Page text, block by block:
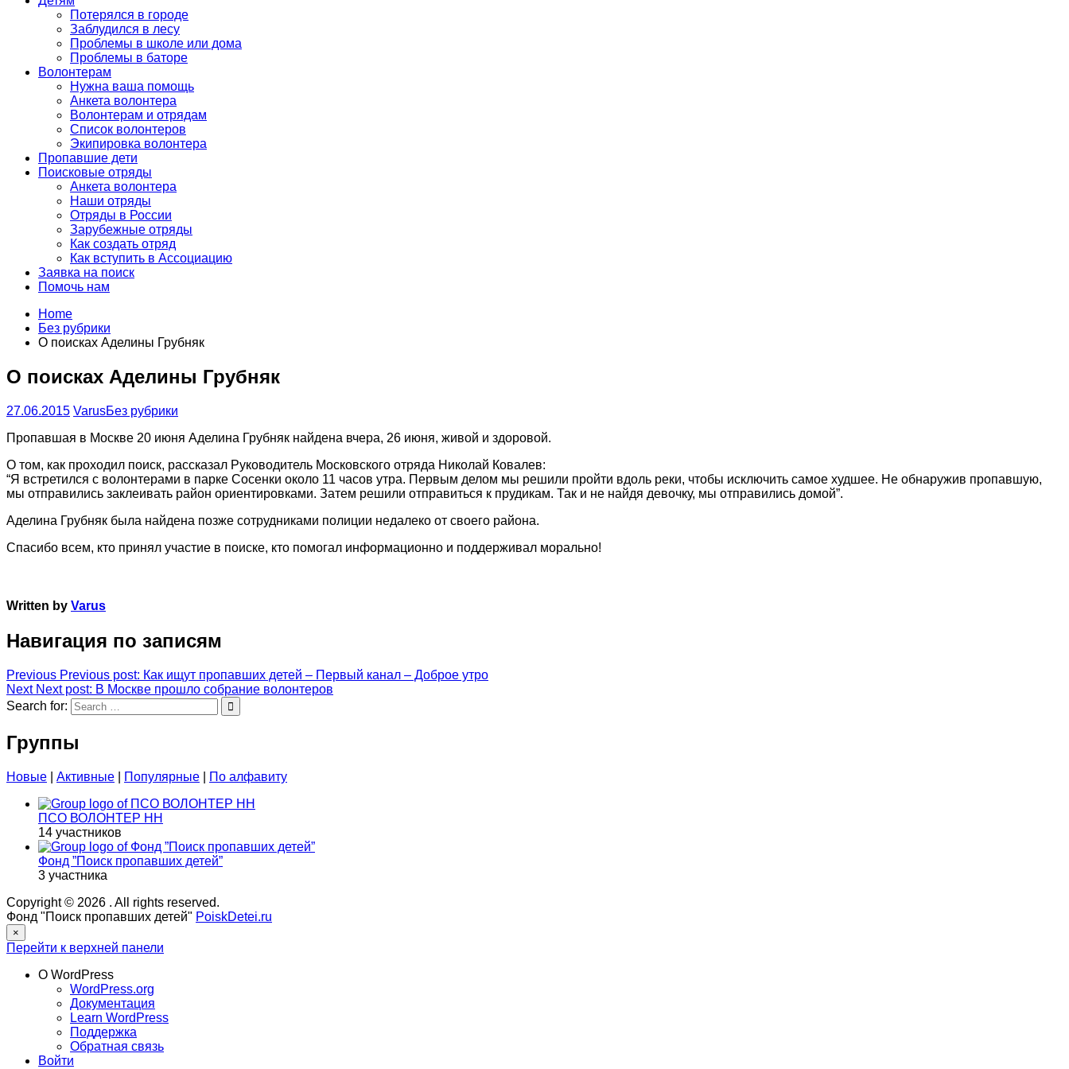
Потерялся в городе
Заблудился в лесу
Проблемы в школе или дома
Проблемы в баторе
Волонтерам
Нужна ваша помощь
Анкета волонтера
Волонтерам и отрядам
Список волонтеров
Экипировка волонтера
Пропавшие дети
Поисковые отряды
Анкета волонтера
Наши отряды
Отряды в России
Зарубежные отряды
Как создать отряд
Как вступить в Ассоциацию
Заявка на поиск
Помочь нам
Home
Без рубрики
О поисках Аделины Грубняк
О поисках Аделины Грубняк
27.06.2015 VarusБез рубрики
Пропавшая в Москве 20 июня Аделина Грубняк найдена вчера, 26 июня, живой и здоровой.
О том, как проходил поиск, рассказал Руководитель Московского отряда Николай Ковалев:
“Я встретился с волонтерами в парке Сосенки около 11 часов утра. Первым делом мы решили пройти вдоль реки, чтобы исключить самое худшее. Не обнаружив пропавшую,
мы отправились заклеивать район ориентировками. Затем решили отправиться к прудикам. Так и не найдя девочку, мы отправились домой”.
Аделина Грубняк была найдена позже сотрудниками полиции недалеко от своего района.
Спасибо всем, кто принял участие в поиске, кто помогал информационно и поддерживал морально!
Written by Varus
Навигация по записям
Previous Previous post: Как ищут пропавших детей – Первый канал – Доброе утро
Next Next post: В Москве прошло собрание волонтеров
Search for:
Группы
Новые Активные Популярные По алфавиту
ПСО ВОЛОНТЕР НН
14 участников
Фонд ”Поиск пропавших детей”
3 участника
Copyright © 2026 . All rights reserved.
Фонд "Поиск пропавших детей" PoiskDetei.ru
×
Перейти к верхней панели
О WordPress
WordPress.org
Документация
Learn WordPress
Поддержка
Обратная связь
Войти